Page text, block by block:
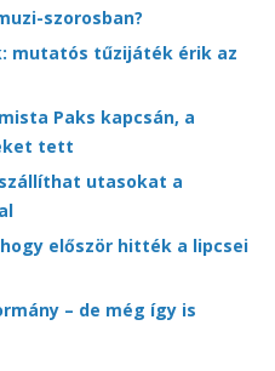
szorosban?
mutatós tűzijáték érik az
Paks kapcsán, a
tett
utasokat a
először hitték a lipcsei
– de még így is